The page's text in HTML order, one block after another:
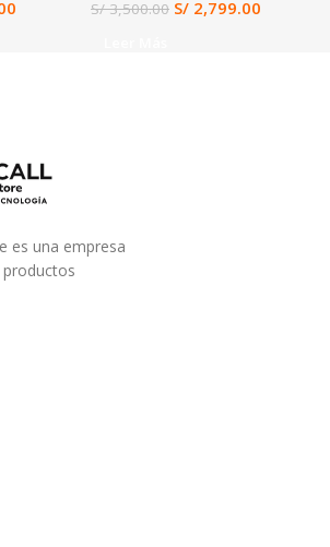
Profesional
S/3,500.00 S/ 2,799.00
es una empresa
productos